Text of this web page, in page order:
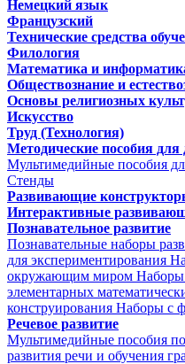
Немецкий язык
Французский
Технические средства
Филология
Математика и
Обществознание и
Основы религиозных
Искусство
Труд (Технология)
Методические пособия
Мультимедийные пособия
Стенды
Развивающие
Интерактивные
Познавательное развитие
Познавательные наборы
для экспериментирования
окружающим миром Наборы
элементарных
конструирования Наборы с
Речевое развитие
Мультимедийные пособия
развития речи и обучения